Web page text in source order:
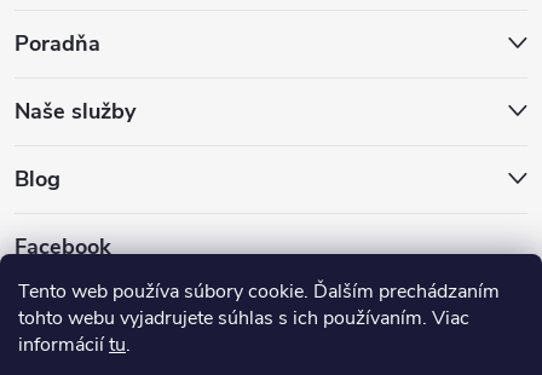
Tento web používa súbory cookie. Ďalším prechádzaním
tohto webu vyjadrujete súhlas s ich používaním. Viac
informáciítu.
Poradňa
Naše služby
Blog
Facebook